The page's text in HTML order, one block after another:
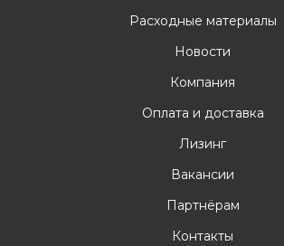
Расходные материалы
Новости
Компания
Оплата и доставка
Лизинг
Вакансии
Партнёрам
Контакты